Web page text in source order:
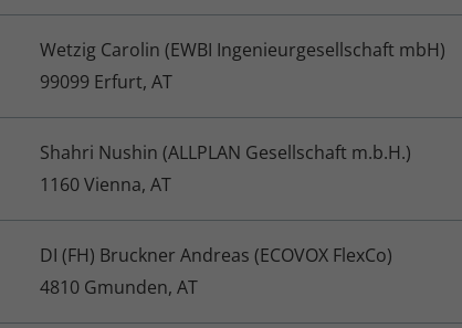
Wetzig Carolin (EWBI Ingenieurgesellschaft mbH)
99099 Erfurt, AT
Shahri Nushin (ALLPLAN Gesellschaft m.b.H.)
1160 Vienna, AT
DI (FH) Bruckner Andreas (ECOVOX FlexCo)
4810 Gmunden, AT